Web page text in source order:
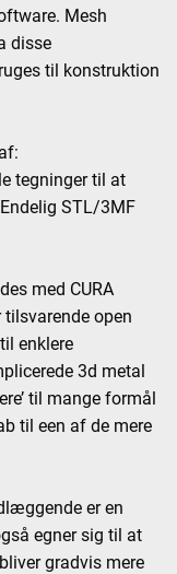
Mesh
disse
til konstruktion
tegninger til at
STL/3MF
med CURA
tilsvarende open
enklere
3d metal
til mange formål
til een af de mere
er en
egner sig til at
gradvis mere